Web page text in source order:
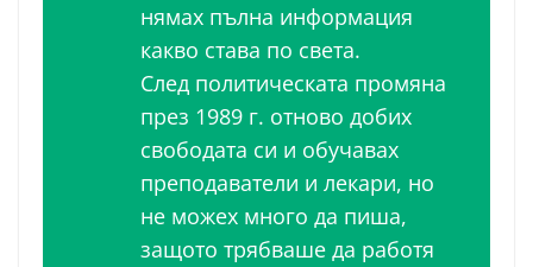
нямах пълна информация
какво става по света.
След политическата промяна
през 1989 г. отново добих
свободата си и обучавах
преподаватели и лекари, но
не можех много да пиша,
защото трябваше да работя